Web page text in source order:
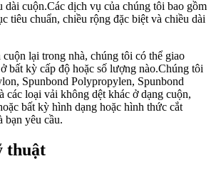
dài cuộn.Các dịch vụ của chúng tôi bao gồm
tiêu chuẩn, chiều rộng đặc biệt và chiều dài
lại trong nhà, chúng tôi có thể giao
bất kỳ cấp độ hoặc số lượng nào.Chúng tôi
Spunbond Polypropylen, Spunbond
các loại vải không dệt khác ở dạng cuộn,
bất kỳ hình dạng hoặc hình thức cắt
bạn yêu cầu.
thuật